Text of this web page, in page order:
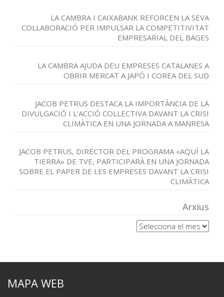
LA CAMBRA I CAIXABANK REFORCEN LA SEVA
COL·LABORACIÓ PER IMPULSAR LA COMPETITIVITAT
EMPRESARIAL DEL BAGES
LA CAMBRA AJUDA DEU EMPRESES CATALANES A
OBRIR MERCAT A JAPÓ I COREA DEL SUD
JACOB PETRUS DESTACA LA IMPORTÀNCIA DE LA
DIVULGACIÓ I L’ACCIÓ COL·LECTIVA DAVANT LA CRISI
CLIMÀTICA EN UNA JORNADA A MANRESA
JACOB PETRUS, DIRECTOR DEL PROGRAMA «AQUÍ LA
TIERRA» DE TVE, PARTICIPARÀ EN UNA JORNADA
SOBRE EL PAPER DE LES EMPRESES DAVANT LA CRISI
CLIMÀTICA
Arxius
Arxius
MAPA WEB